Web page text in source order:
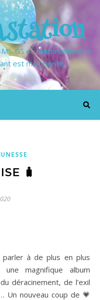
GS où l'autonomie & le
est ma priorité…
🧳
à de plus en plus
magnifique album
déracinement, de l’exil
Un nouveau coup de 💗